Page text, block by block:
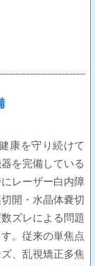
康を守り続けて
を完備している
レーザー白内障
開・水晶体嚢切
ズレによる問題
。従来の単焦点
、乱視矯正多焦